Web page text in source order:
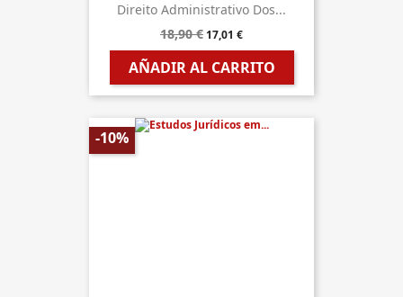
Direito Administrativo Dos...
18,90 € 17,01 €
AÑADIR AL CARRITO
-10%